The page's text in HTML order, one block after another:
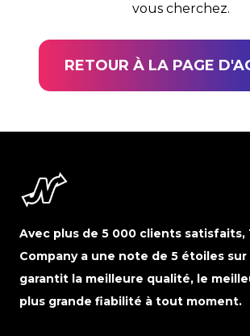
vous cherchez.
RETOUR À LA PAGE
Avec plus de 5 000 clients satisfaits,
Company a une note de 5 étoiles
garantit la meilleure qualité, le
plus grande fiabilité à tout moment.